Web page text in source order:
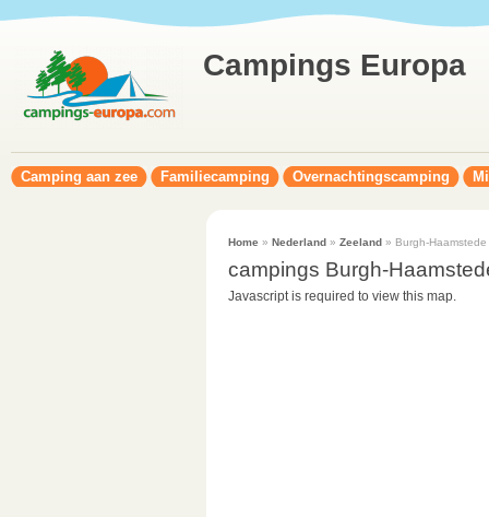
Campings Europa
Camping aan zee Familiecamping Overnachtingscamping
Home » Nederland» Zeeland» Burgh-Haamstede
campings Burgh-
Javascript is required to view this map.